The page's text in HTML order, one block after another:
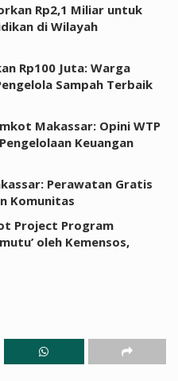
Rp2,1 Miliar untuk
di Wilayah
Rp100 Juta: Warga
Sampah Terbaik
Makassar: Opini WTP
Keuangan
Perawatan Gratis
Komunitas
Project Program
oleh Kemensos,